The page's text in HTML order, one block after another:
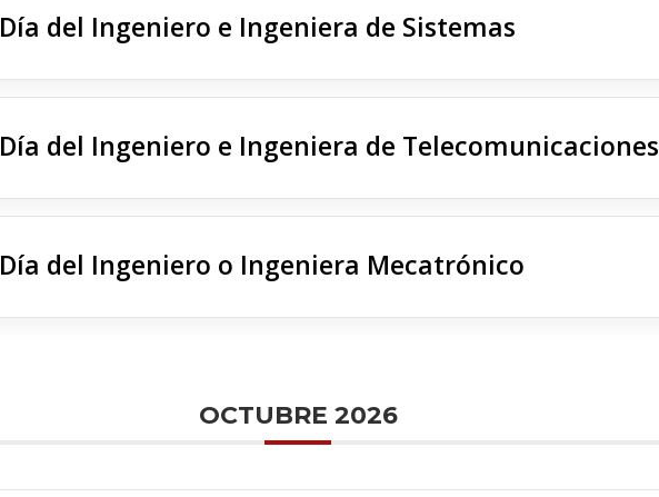
Día del Ingeniero e Ingeniera de Sistemas
Día del Ingeniero e Ingeniera de Telecomunicaciones
Día del Ingeniero o Ingeniera Mecatrónico
OCTUBRE 2026